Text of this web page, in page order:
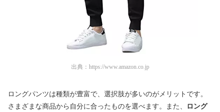
出典： https://www.amazon.co.jp
ロングパンツは種類が豊富で、選択肢が多いのがメリットです。
さまざまな商品から自分に合ったものを選べます。また、
ロング